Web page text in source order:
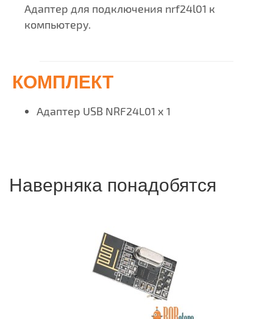
Адаптер для подключения nrf24l01 к
компьютеру.
КОМПЛЕКТ
Адаптер USB NRF24L01 х 1
Наверняка понадобятся